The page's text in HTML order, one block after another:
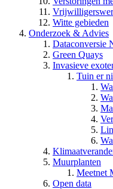
Witte gebieden
Onderzoek & Advies
Dataconversie
Green Quays
Invasieve
Tuin er
Muurplanten
Meetnet
Open data